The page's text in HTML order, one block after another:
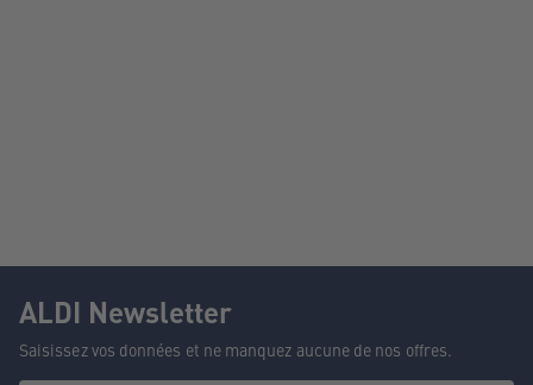
ALDI Newsletter
Saisissez vos données et ne manquez aucune de nos offres.